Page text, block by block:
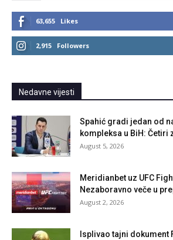
63,655 Likes
2,915 Followers
Nedavne vijesti
Spahić gradi jedan od
kompleksa u BiH: Četiri
August 5, 2026
Meridianbet uz UFC
Nezaboravno veče u
August 2, 2026
Isplivao tajni dokument